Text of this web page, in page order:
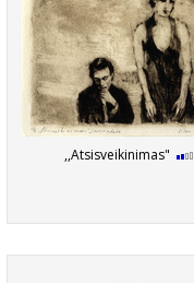
,,Atsisveikinimas"